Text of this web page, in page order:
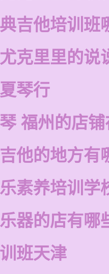
吉他培训班
克里里的说
琴行
福州的店
他的地方有
素养培训学
器的店有哪
班天津